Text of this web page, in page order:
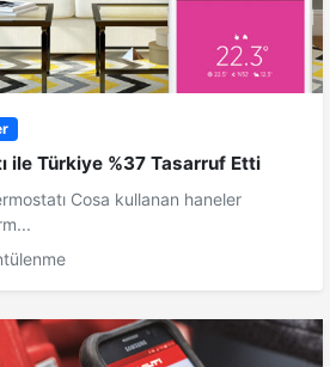
ile Türkiye %37 Tasarruf Etti
Cosa kullanan haneler